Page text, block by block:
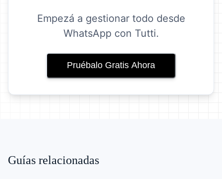
Empezá a gestionar todo desde
WhatsApp con Tutti.
Pruébalo Gratis Ahora
Guías relacionadas